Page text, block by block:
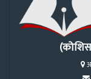
(कोशिस